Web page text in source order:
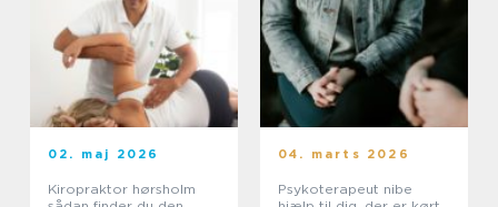
02. maj 2026
Kiropraktor hørsholm
04. marts 2026
Psykoterapeut nibe